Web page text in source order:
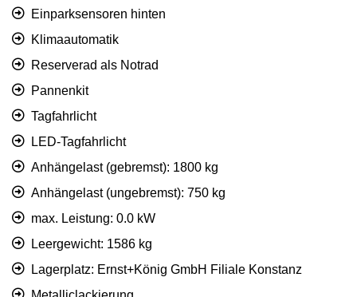
Einparksensoren hinten
Klimaautomatik
Reserverad als Notrad
Pannenkit
Tagfahrlicht
LED-Tagfahrlicht
Anhängelast (gebremst): 1800 kg
Anhängelast (ungebremst): 750 kg
max. Leistung: 0.0 kW
Leergewicht: 1586 kg
Lagerplatz: Ernst+König GmbH Filiale Konstanz